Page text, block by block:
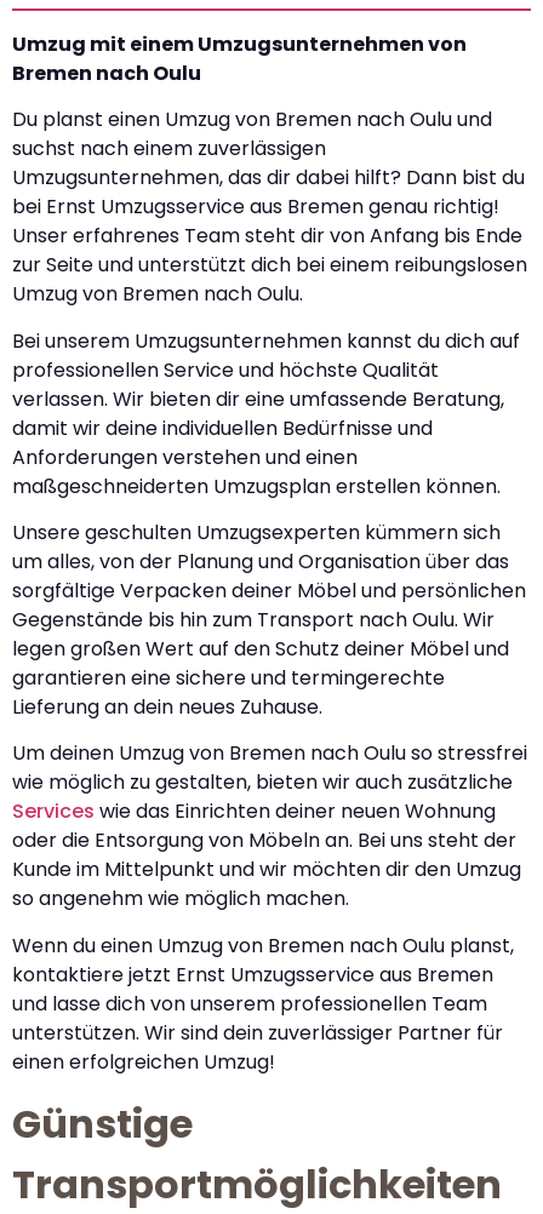
Umzug mit einem Umzugsunternehmen von
Bremen nach Oulu
Du planst einen Umzug von Bremen nach Oulu und
suchst nach einem zuverlässigen
Umzugsunternehmen, das dir dabei hilft? Dann bist du
bei Ernst Umzugsservice aus Bremen genau richtig!
Unser erfahrenes Team steht dir von Anfang bis Ende
zur Seite und unterstützt dich bei einem reibungslosen
Umzug von Bremen nach Oulu.
Bei unserem Umzugsunternehmen kannst du dich auf
professionellen Service und höchste Qualität
verlassen. Wir bieten dir eine umfassende Beratung,
damit wir deine individuellen Bedürfnisse und
Anforderungen verstehen und einen
maßgeschneiderten Umzugsplan erstellen können.
Unsere geschulten Umzugsexperten kümmern sich
um alles, von der Planung und Organisation über das
sorgfältige Verpacken deiner Möbel und persönlichen
Gegenstände bis hin zum Transport nach Oulu. Wir
legen großen Wert auf den Schutz deiner Möbel und
garantieren eine sichere und termingerechte
Lieferung an dein neues Zuhause.
Um deinen Umzug von Bremen nach Oulu so stressfrei
wie möglich zu gestalten, bieten wir auch zusätzliche
Services wie das Einrichten deiner neuen Wohnung
oder die Entsorgung von Möbeln an. Bei uns steht der
Kunde im Mittelpunkt und wir möchten dir den Umzug
so angenehm wie möglich machen.
Wenn du einen Umzug von Bremen nach Oulu planst,
kontaktiere jetzt Ernst Umzugsservice aus Bremen
und lasse dich von unserem professionellen Team
unterstützen. Wir sind dein zuverlässiger Partner für
einen erfolgreichen Umzug!
Günstige
Transportmöglichkeiten